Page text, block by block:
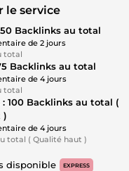
le service
Backlinks au total
de 2 jours
total
Backlinks au total
de 4 jours
total
100 Backlinks au total (
)
de 4 jours
total ( Qualité haut )
disponible EXPRESS